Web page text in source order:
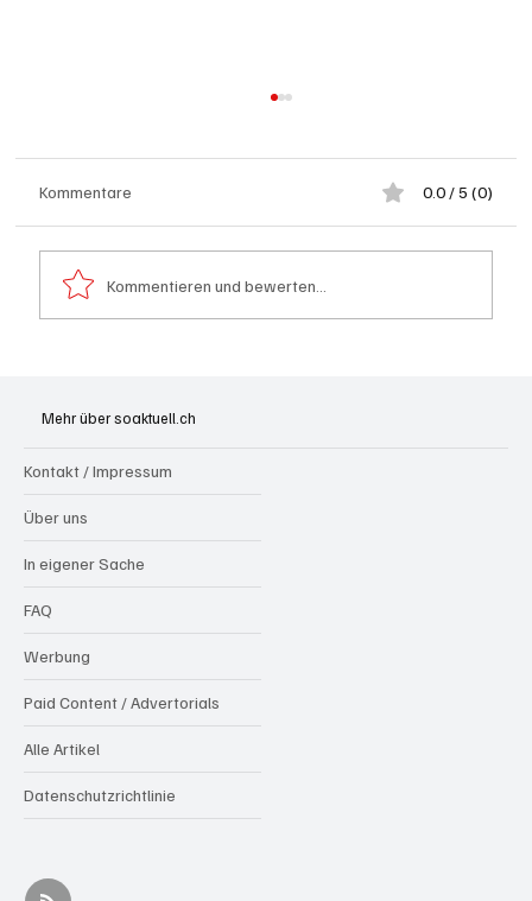
nutzen
Kommentare 0.0 / 5 (0)
Kommentieren und bewerten...
Mehr über soaktuell.ch
Kontakt / Impressum
Über uns
In eigener Sache
FAQ
Werbung
Paid Content / Advertorials
Alle Artikel
Datenschutzrichtlinie